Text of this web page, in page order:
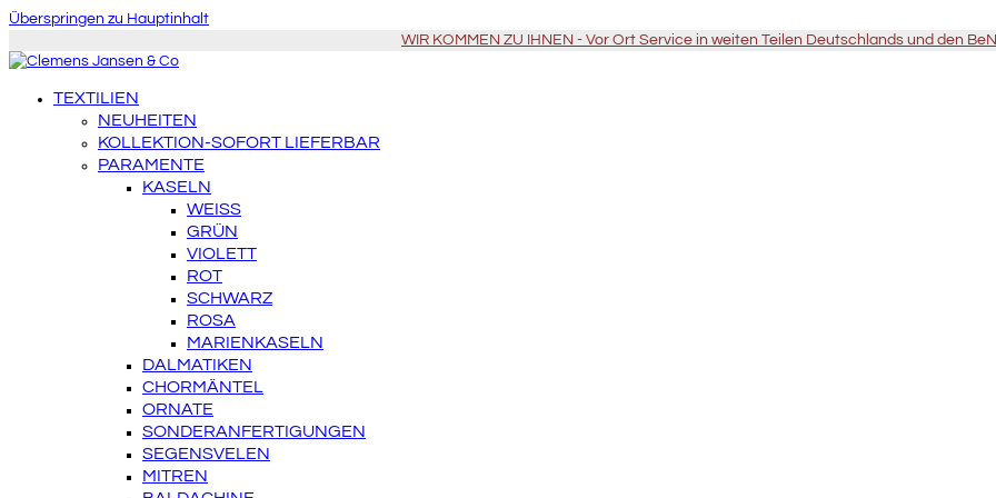
Überspringen zu Hauptinhalt
WIR KOMMEN ZU IHNEN - Vor Ort Service in weiten Teilen Deutschlands und den
TEXTILIEN
NEUHEITEN
KOLLEKTION-SOFORT LIEFERBAR
PARAMENTE
KASELN
WEISS
GRÜN
VIOLETT
ROT
SCHWARZ
ROSA
MARIENKASELN
DALMATIKEN
CHORMÄNTEL
ORNATE
SONDERANFERTIGUNGEN
SEGENSVELEN
MITREN